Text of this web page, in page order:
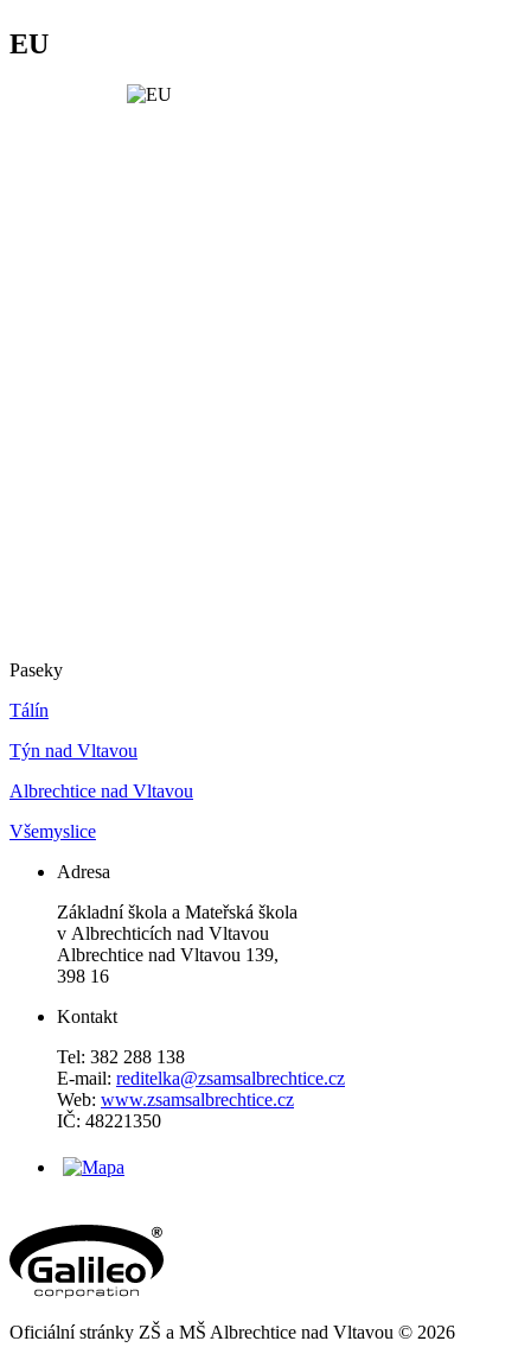
EU
Paseky
Tálín
Týn nad Vltavou
Albrechtice nad Vltavou
Všemyslice
Adresa
Základní škola a Mateřská škola
v Albrechticích nad Vltavou
Albrechtice nad Vltavou 139,
398 16
Kontakt
Tel: 382 288 138
E-mail: reditelka@zsamsalbrechtice.cz
Web: www.zsamsalbrechtice.cz
IČ: 48221350
Oficiální stránky ZŠ a MŠ Albrechtice nad Vltavou © 2026